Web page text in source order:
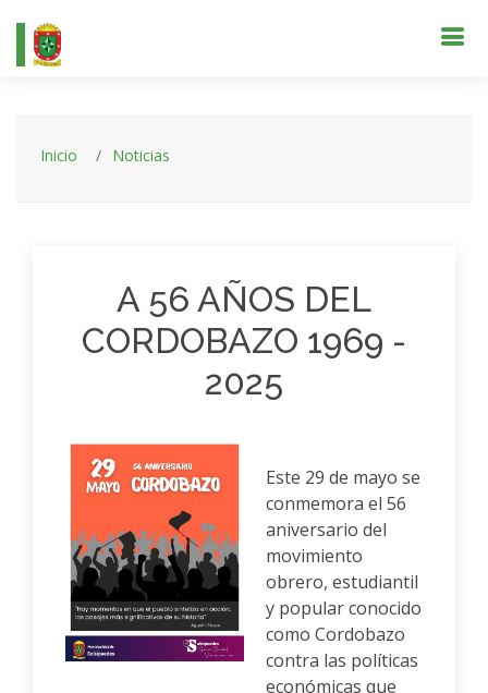
Inicio Noticias
A 56 AÑOS DEL
CORDOBAZO 1969 -
2025
Este 29 de mayo se
conmemora el 56
aniversario del
movimiento
obrero, estudiantil
y popular conocido
como Cordobazo
contra las políticas
económicas que